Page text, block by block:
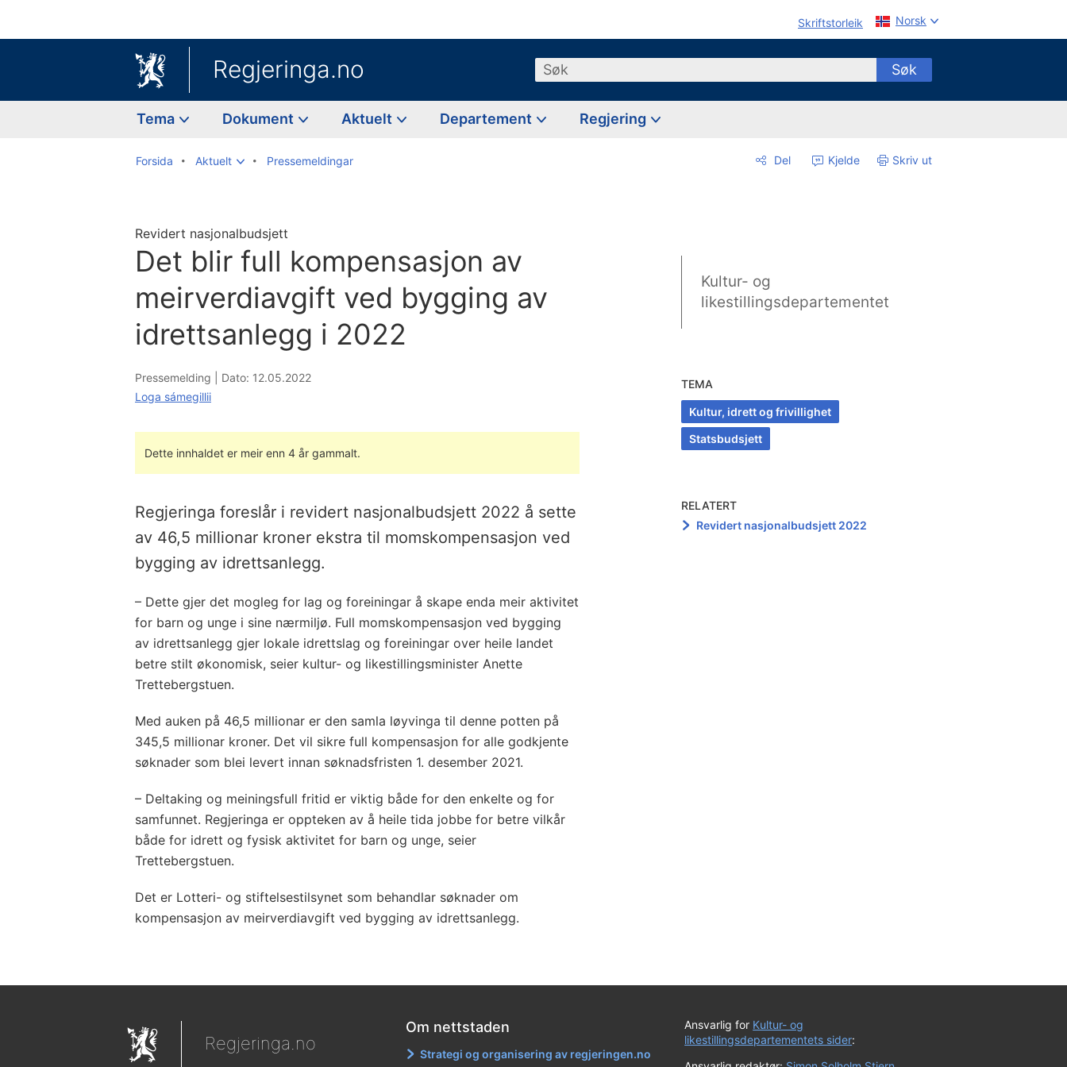
Skriftstorleik Norsk
Regjeringa.no Søk Søk
Tema Dokument Aktuelt Departement Regjering
Forsida Aktuelt Pressemeldingar Del Kjelde Skriv ut
Revidert nasjonalbudsjett
Det blir full kompensasjon av
meirverdiavgift ved bygging av
idrettsanlegg i 2022
Pressemelding | Dato: 12.05.2022
Loga sámegillii
Dette innhaldet er meir enn 4 år gammalt.
Regjeringa foreslår i revidert nasjonalbudsjett 2022 å sette
av 46,5 millionar kroner ekstra til momskompensasjon ved
bygging av idrettsanlegg.
– Dette gjer det mogleg for lag og foreiningar å skape enda meir aktivitet
for barn og unge i sine nærmiljø. Full momskompensasjon ved bygging
av idrettsanlegg gjer lokale idrettslag og foreiningar over heile landet
betre stilt økonomisk, seier kultur- og likestillingsminister Anette
Trettebergstuen.
Med auken på 46,5 millionar er den samla løyvinga til denne potten på
345,5 millionar kroner. Det vil sikre full kompensasjon for alle godkjente
søknader som blei levert innan søknadsfristen 1. desember 2021.
– Deltaking og meiningsfull fritid er viktig både for den enkelte og for
samfunnet. Regjeringa er oppteken av å heile tida jobbe for betre vilkår
både for idrett og fysisk aktivitet for barn og unge, seier
Trettebergstuen.
Det er Lotteri- og stiftelsestilsynet som behandlar søknader om
kompensasjon av meirverdiavgift ved bygging av idrettsanlegg.
Kultur- og
likestillingsdepartementet
TEMA
Kultur, idrett og frivillighet
Statsbudsjett
RELATERT
Revidert nasjonalbudsjett 2022
Regjeringa.no
Om nettstaden
Strategi og organisering av regjeringen.no
Ansvarlig for Kultur- og
likestillingsdepartementets sider: